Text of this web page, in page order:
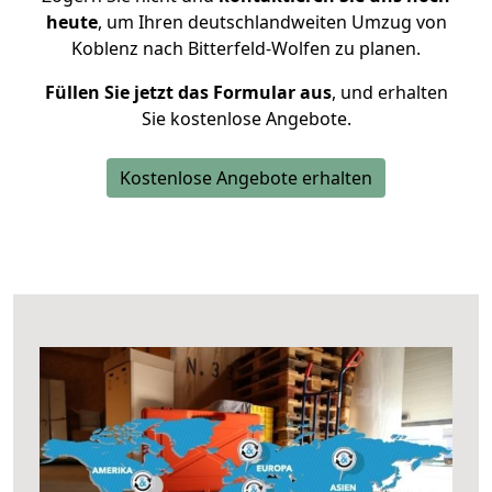
heute, um Ihren deutschlandweiten Umzug von
Koblenz nach Bitterfeld-Wolfen zu planen.
Füllen Sie jetzt das Formular aus, und erhalten
Sie kostenlose Angebote.
Kostenlose Angebote erhalten